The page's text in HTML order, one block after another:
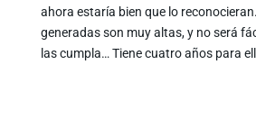
ahora estaría bien que lo
generadas son muy altas, y no será
las cumpla… Tiene cuatro años para